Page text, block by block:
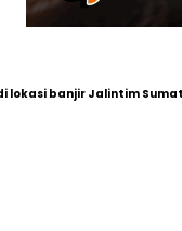
lokasi banjir Jalintim